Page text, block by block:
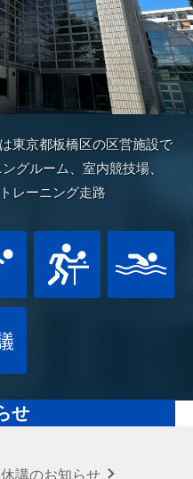
東京都板橋区の区営施設で
グルーム、室内競技場、
レーニング走路
せ
講のお知らせ